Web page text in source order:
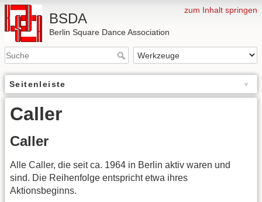
zum Inhalt springen
BSDA
Berlin Square Dance Association
Seitenleiste
Caller
Caller
Alle Caller, die seit ca. 1964 in Berlin aktiv waren und
sind. Die Reihenfolge entspricht etwa ihres
Aktionsbeginns.